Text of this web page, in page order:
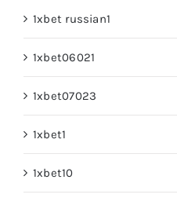
1xbet russian1
1xbet06021
1xbet07023
1xbet1
1xbet10